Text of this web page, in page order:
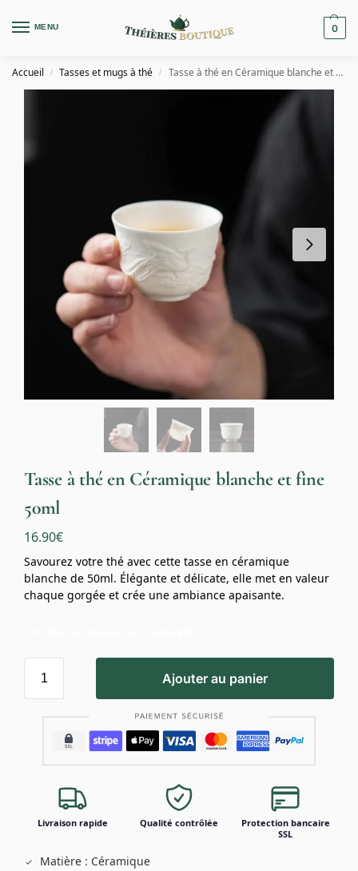
MENU 0
Accueil / Tasses et mugs à thé / Tasse à thé en Céramique blanche et fine 50ml
Tasse à thé en Céramique blanche et fine
50ml
16.90€
Savourez votre thé avec cette tasse en céramique
blanche de 50ml. Élégante et délicate, elle met en valeur
chaque gorgée et crée une ambiance apaisante.
Ajouter au panier
Livraison rapide Qualité contrôlée
Protection bancaire
SSL
Matière : Céramique